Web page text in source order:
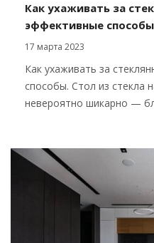
Как ухаживать за
эффективные
17 марта 2023
Как ухаживать за
способы. Стол из стекла
невероятно шикарно —